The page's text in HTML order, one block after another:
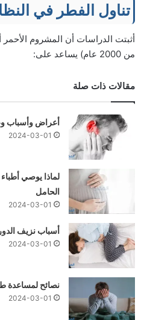
تناول الفطر في
أثبتت الدراسات أن المشروم
من 2000 عام) يساعد على:
مقالات ذات صلة
أعراض وأسباب
2024-03-01
لماذا يوصي أطباء
الحامل
2024-03-01
أسباب نزيف
2024-03-01
نصائح لمساعدة
2024-03-01